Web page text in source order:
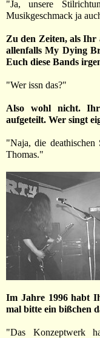
"Ja, unsere
Musikgeschmack ja
Zu den Zeiten, als Ihr
allenfalls My Dying
Euch diese Bands
"Wer issn das?"
Also wohl nicht.
aufgeteilt. Wer singt
"Naja, die deathischen
Thomas."
Im Jahre 1996 habt
mal bitte ein bißchen
"Das Konzeptwerk